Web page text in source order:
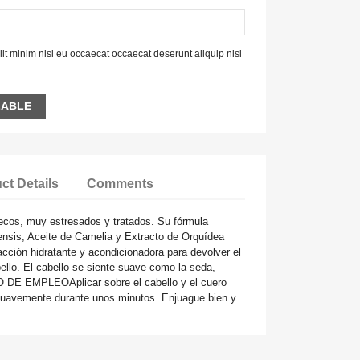
minim nisi eu occaecat occaecat deserunt aliquip nisi
Details Comments
muy estresados y tratados. Su fórmula
Aceite de Camelia y Extracto de Orquídea
hidratante y acondicionadora para devolver el
El cabello se siente suave como la seda,
DE EMPLEOAplicar sobre el cabello y el cuero
durante unos minutos. Enjuague bien y